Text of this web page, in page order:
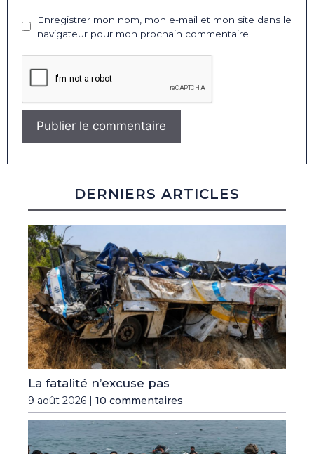
Enregistrer mon nom, mon e-mail et mon site dans le
navigateur pour mon prochain commentaire.
DERNIERS ARTICLES
La fatalité n’excuse pas
9 août 2026 | 10 commentaires